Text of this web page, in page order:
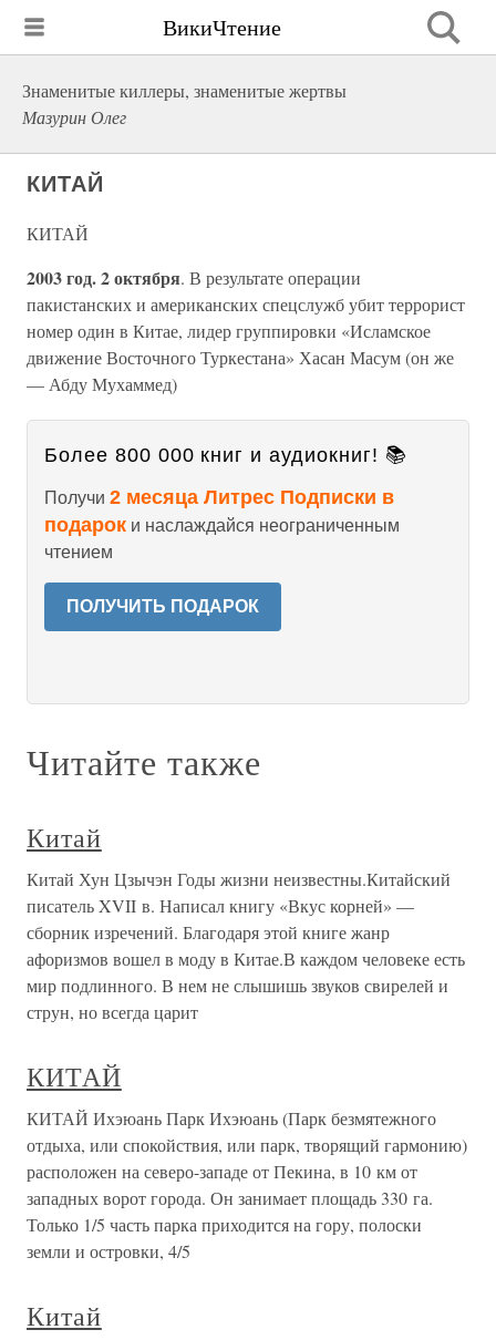
ВикиЧтение
Знаменитые киллеры, знаменитые жертвы
Мазурин Олег
КИТАЙ
КИТАЙ
2003 год. 2 октября. В результате операции
пакистанских и американских спецслужб убит террорист
номер один в Китае, лидер группировки «Исламское
движение Восточного Туркестана» Хасан Масум (он же
— Абду Мухаммед)
Более 800 000 книг и аудиокниг! 📚
Получи 2 месяца Литрес Подписки в
подарок и наслаждайся неограниченным
чтением
ПОЛУЧИТЬ ПОДАРОК
Читайте также
Китай
Китай Хун Цзычэн Годы жизни неизвестны.Китайский
писатель XVII в. Написал книгу «Вкус корней» —
сборник изречений. Благодаря этой книге жанр
афоризмов вошел в моду в Китае.В каждом человеке есть
мир подлинного. В нем не слышишь звуков свирелей и
струн, но всегда царит
КИТАЙ
КИТАЙ Ихэюань Парк Ихэюань (Парк безмятежного
отдыха, или спокойствия, или парк, творящий гармонию)
расположен на северо-западе от Пекина, в 10 км от
западных ворот города. Он занимает площадь 330 га.
Только 1/5 часть парка приходится на гору, полоски
земли и островки, 4/5
Китай